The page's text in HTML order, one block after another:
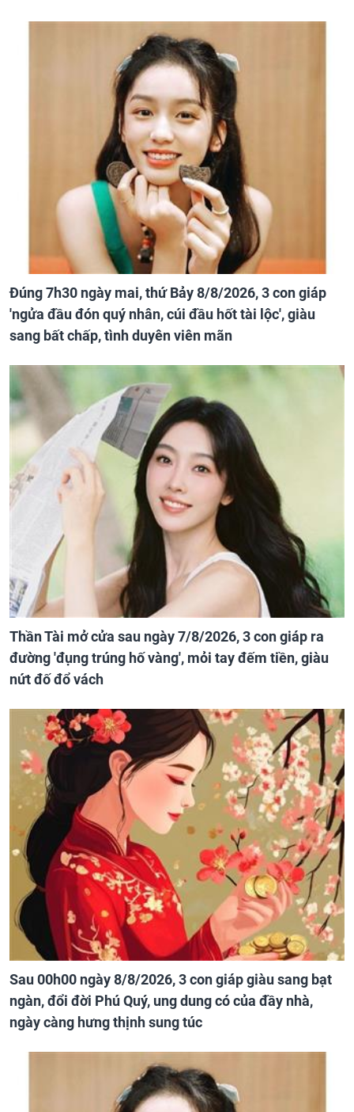
Đúng 7h30 ngày mai, thứ Bảy 8/8/2026, 3 con giáp
'ngửa đầu đón quý nhân, cúi đầu hốt tài lộc', giàu
sang bất chấp, tình duyên viên mãn
Thần Tài mở cửa sau ngày 7/8/2026, 3 con giáp ra
đường 'đụng trúng hố vàng', mỏi tay đếm tiền, giàu
nứt đố đổ vách
Sau 00h00 ngày 8/8/2026, 3 con giáp giàu sang bạt
ngàn, đổi đời Phú Quý, ung dung có của đầy nhà,
ngày càng hưng thịnh sung túc